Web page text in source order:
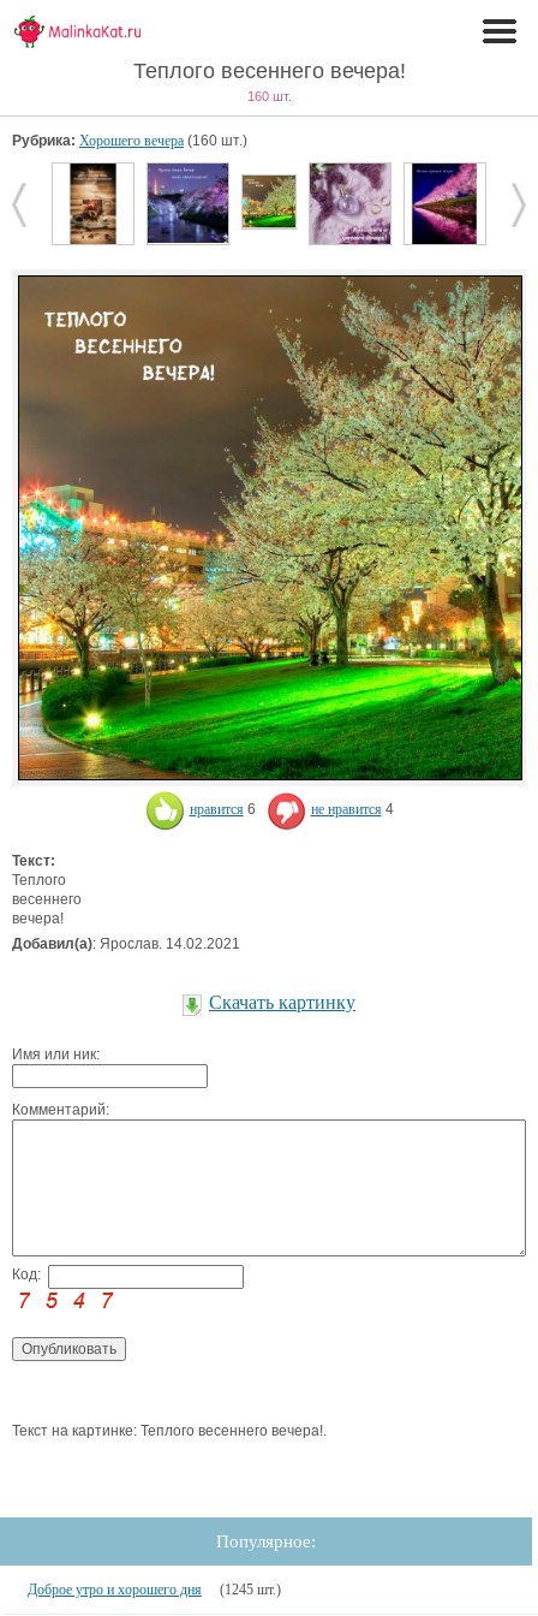
Теплого весеннего вечера!
160 шт.
Рубрика: Хорошего вечера (160 шт.)
нравится 6 не нравится 4
Текст:
Теплого
весеннего
вечера!
Добавил(а): Ярослав. 14.02.2021
Скачать картинку
Имя или ник:
Комментарий:
Код:
Текст на картинке: Теплого весеннего вечера!.
Популярное:
Доброе утро и хорошего дня (1245 шт.)